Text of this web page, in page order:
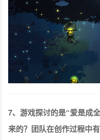
7、游戏探讨的是“爱是成
来的？团队在创作过程中